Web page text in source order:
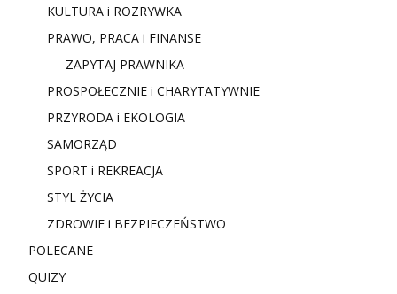
KULTURA i ROZRYWKA
PRAWO, PRACA i FINANSE
ZAPYTAJ PRAWNIKA
PROSPOŁECZNIE i CHARYTATYWNIE
PRZYRODA i EKOLOGIA
SAMORZĄD
SPORT i REKREACJA
STYL ŻYCIA
ZDROWIE i BEZPIECZEŃSTWO
POLECANE
QUIZY